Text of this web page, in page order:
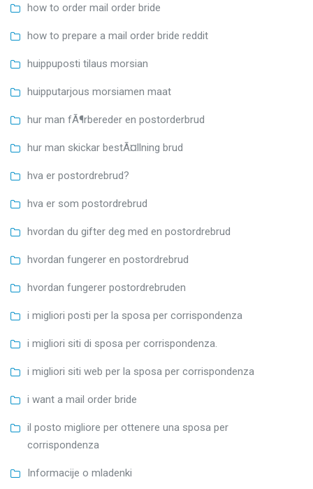
how to order mail order bride
how to prepare a mail order bride reddit
huippuposti tilaus morsian
huipputarjous morsiamen maat
hur man fÃ¶rbereder en postorderbrud
hur man skickar bestÃ¤llning brud
hva er postordrebrud?
hva er som postordrebrud
hvordan du gifter deg med en postordrebrud
hvordan fungerer en postordrebrud
hvordan fungerer postordrebruden
i migliori posti per la sposa per corrispondenza
i migliori siti di sposa per corrispondenza.
i migliori siti web per la sposa per corrispondenza
i want a mail order bride
il posto migliore per ottenere una sposa per
corrispondenza
Informacije o mladenki